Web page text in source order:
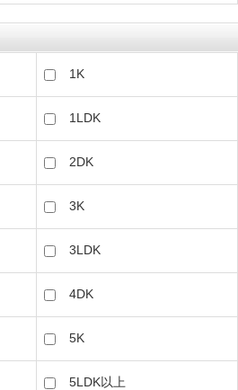
1K
1LDK
2DK
3K
3LDK
4DK
5K
5LDK以上